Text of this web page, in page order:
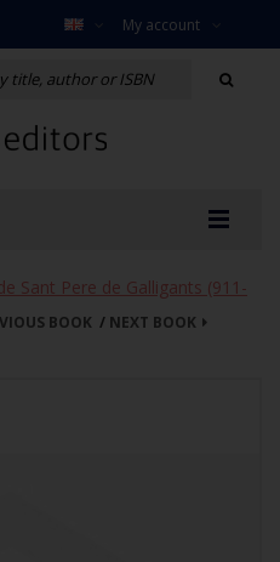
My account
Sant Pere de Galligants (911-
NEXT BOOK
BOOK /